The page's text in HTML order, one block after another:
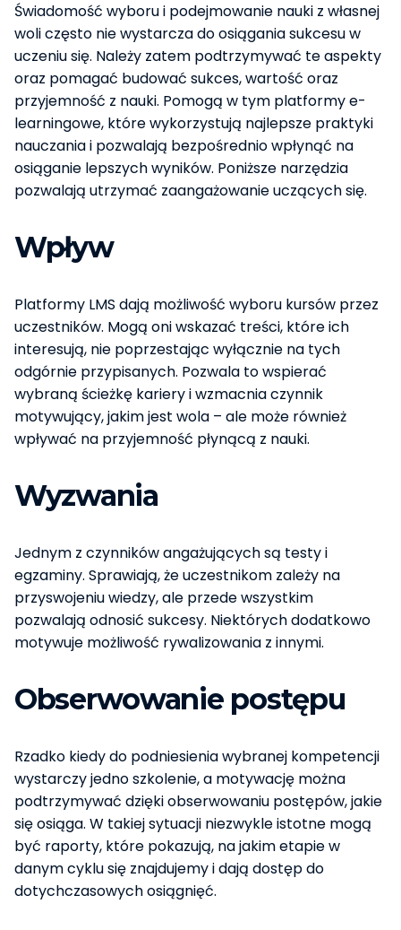
Świadomość wyboru i podejmowanie nauki z własnej
woli często nie wystarcza do osiągania sukcesu w
uczeniu się. Należy zatem podtrzymywać te aspekty
oraz pomagać budować sukces, wartość oraz
przyjemność z nauki. Pomogą w tym platformy e-
learningowe, które wykorzystują najlepsze praktyki
nauczania i pozwalają bezpośrednio wpłynąć na
osiąganie lepszych wyników. Poniższe narzędzia
pozwalają utrzymać zaangażowanie uczących się.
Wpływ
Platformy LMS dają możliwość wyboru kursów przez
uczestników. Mogą oni wskazać treści, które ich
interesują, nie poprzestając wyłącznie na tych
odgórnie przypisanych. Pozwala to wspierać
wybraną ścieżkę kariery i wzmacnia czynnik
motywujący, jakim jest wola – ale może również
wpływać na przyjemność płynącą z nauki.
Wyzwania
Jednym z czynników angażujących są testy i
egzaminy. Sprawiają, że uczestnikom zależy na
przyswojeniu wiedzy, ale przede wszystkim
pozwalają odnosić sukcesy. Niektórych dodatkowo
motywuje możliwość rywalizowania z innymi.
Obserwowanie postępu
Rzadko kiedy do podniesienia wybranej kompetencji
wystarczy jedno szkolenie, a motywację można
podtrzymywać dzięki obserwowaniu postępów, jakie
się osiąga. W takiej sytuacji niezwykle istotne mogą
być raporty, które pokazują, na jakim etapie w
danym cyklu się znajdujemy i dają dostęp do
dotychczasowych osiągnięć.